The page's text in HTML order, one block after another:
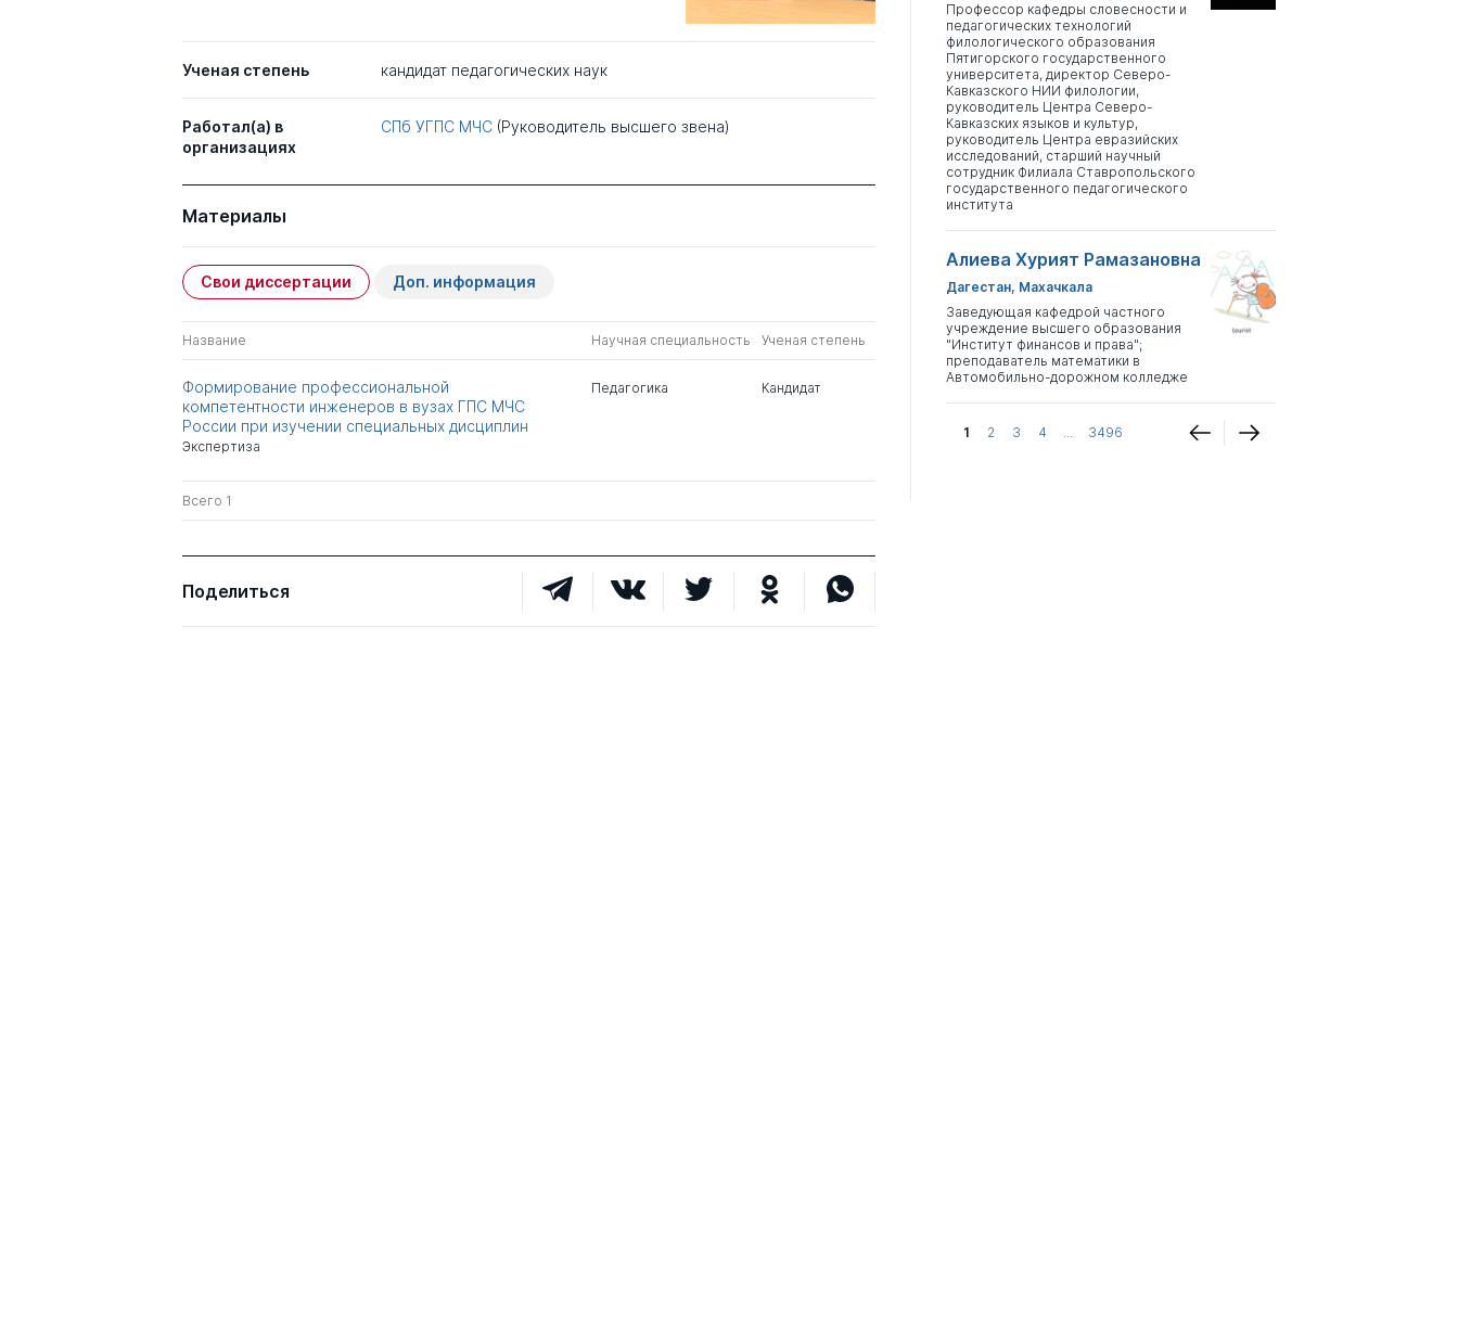
Ученая степень кандидат педагогических наук
Работал(а) в
организациях
СПб УГПС МЧС (Руководитель высшего звена)
Материалы
Свои диссертации Доп. информация
Название Научная специальность Ученая степень
Формирование профессиональной
компетентности инженеров в вузах ГПС МЧС
России при изучении специальных дисциплин
Экспертиза
Педагогика Кандидат
Всего 1
Поделиться
Профессор кафедры словесности и
педагогических технологий
филологического образования
Пятигорского государственного
университета, директор Северо-
Кавказского НИИ филологии,
руководитель Центра Северо-
Кавказских языков и культур,
руководитель Центра евразийских
исследований, старший научный
сотрудник Филиала Ставропольского
государственного педагогического
института
Алиева Хурият Рамазановна
Дагестан, Махачкала
Заведующая кафедрой частного
учреждение высшего образования
"Институт финансов и права";
преподаватель математики в
Автомобильно-дорожном колледже
1 2 3 4 ... 3496